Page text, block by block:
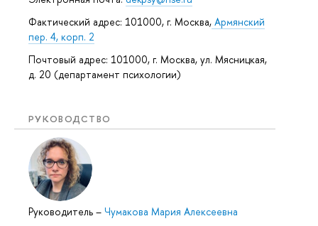
Фактический адрес: 101000, г. Москва, Армянский
пер. 4, корп. 2
Почтовый адрес: 101000, г. Москва, ул. Мясницкая,
д. 20 (департамент психологии)
РУКОВОДСТВО
Руководитель – Чумакова Мария Алексеевна